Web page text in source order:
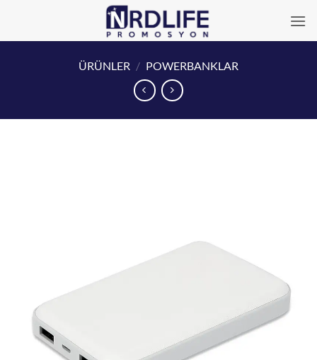
ÜRÜNLER / POWERBANKLAR